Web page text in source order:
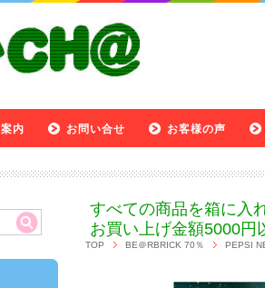
内 お問い合せ お客様の声
すべての商品を箱に入
お買い上げ金額5000円
TOP BE＠RBRICK 70％ PEPSI